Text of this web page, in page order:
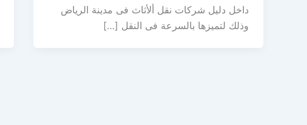
داخل دليل شركات نقل ألأثاث فى مدينة الرياض
وذلك لتميزها بالسرعة فى النقل […]